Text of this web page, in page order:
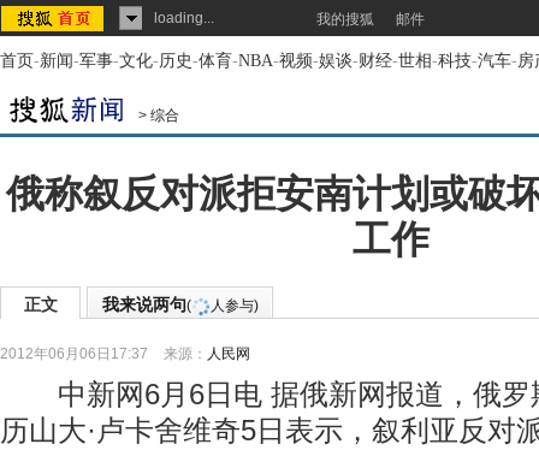
loading... 我的搜狐 邮件
首页-新闻-军事-文化-历史-体育-NBA-视频-娱谈-财经-世相-科技-汽车-房
> 综合
俄称叙反对派拒安南计划或破
工作
正文 我来说两句( 人参与)
2012年06月06日17:37 来源： 人民网
中新网6月6日电 据俄新网报道，俄罗
历山大·卢卡舍维奇5日表示，叙利亚反对